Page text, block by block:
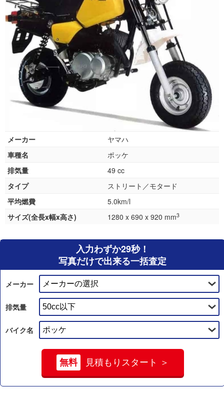
メーカー
ヤマハ
車種名
ポッケ
排気量
49 cc
タイプ
ストリート／モタード
平均燃費
5.0km/l
サイズ(全長x幅x高さ)
1280 x 690 x 920 mm3
入力わずか29秒！
写真だけで出来る一括査定
メーカー
排気量
バイク名
無料 見積もりスタート ＞